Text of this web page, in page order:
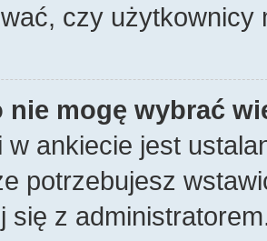
czy użytkownicy
nie mogę wybrać
w ankiecie jest
potrzebujesz
się z